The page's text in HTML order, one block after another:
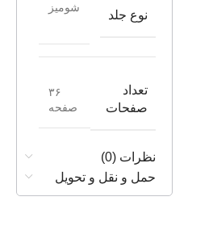
نوع جلد
شومیز
تعداد
صفحات
۳۶
صفحه
نظرات (0)
حمل و نقل و تحویل